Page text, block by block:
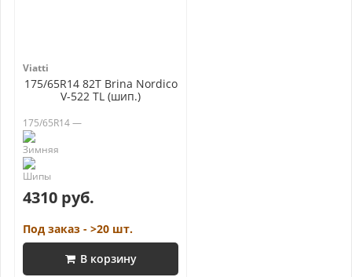
Viatti
175/65R14 82T Brina Nordico
V-522 TL (шип.)
175/65R14 —
4310 руб.
Под заказ - >20 шт.
В корзину